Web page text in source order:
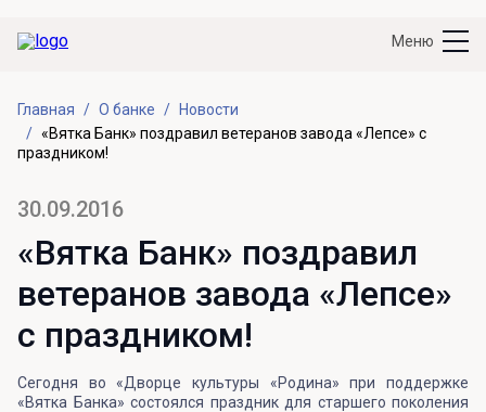
Меню
Главная О банке
Новости
«Вятка Банк» поздравил ветеранов завода «Лепсе» с
праздником!
30.09.2016
«Вятка Банк» поздравил
ветеранов завода «Лепсе»
с праздником!
Сегодня во «Дворце культуры «Родина» при поддержке
«Вятка Банка» состоялся праздник для старшего поколения